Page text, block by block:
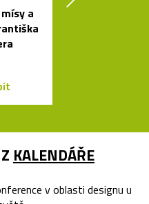
a
KALENDÁŘE
v oblasti designu u